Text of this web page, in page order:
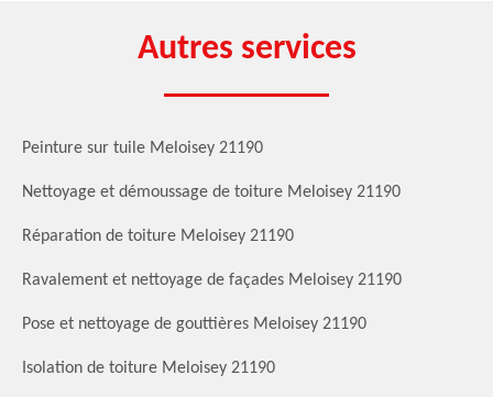
Autres services
Peinture sur tuile Meloisey 21190
Nettoyage et démoussage de toiture Meloisey 21190
Réparation de toiture Meloisey 21190
Ravalement et nettoyage de façades Meloisey 21190
Pose et nettoyage de gouttières Meloisey 21190
Isolation de toiture Meloisey 21190